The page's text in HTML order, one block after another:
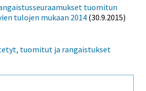
tuomitun
tulojen mukaan 2014 (30.9.2015)
tuomitut ja rangaistukset